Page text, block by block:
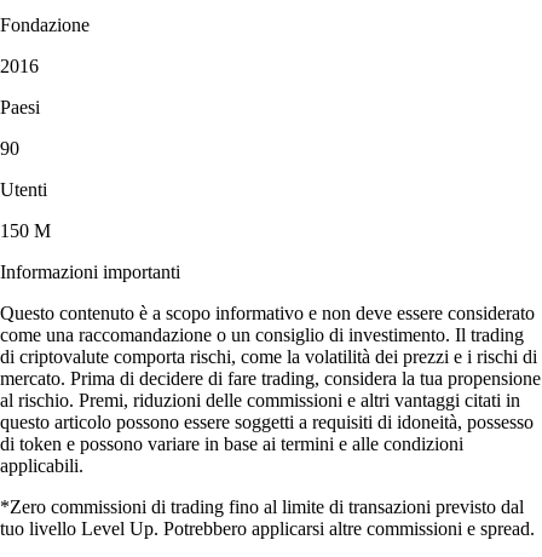
Fondazione
2016
Paesi
90
Utenti
150 M
Informazioni importanti
Questo contenuto è a scopo informativo e non deve essere considerato
come una raccomandazione o un consiglio di investimento. Il trading
di criptovalute comporta rischi, come la volatilità dei prezzi e i rischi di
mercato. Prima di decidere di fare trading, considera la tua propensione
al rischio. Premi, riduzioni delle commissioni e altri vantaggi citati in
questo articolo possono essere soggetti a requisiti di idoneità, possesso
di token e possono variare in base ai termini e alle condizioni
applicabili.
*Zero commissioni di trading fino al limite di transazioni previsto dal
tuo livello Level Up. Potrebbero applicarsi altre commissioni e spread.